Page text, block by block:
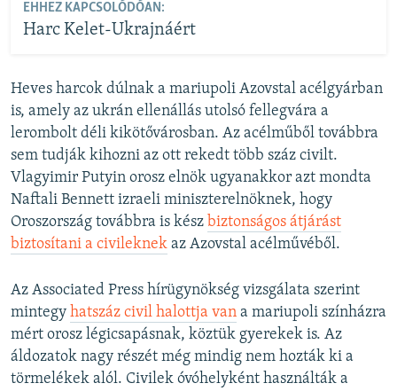
EHHEZ KAPCSOLÓDÓAN:
Harc Kelet-Ukrajnáért
Heves harcok dúlnak a mariupoli Azovstal acélgyárban
is, amely az ukrán ellenállás utolsó fellegvára a
lerombolt déli kikötővárosban. Az acélműből továbbra
sem tudják kihozni az ott rekedt több száz civilt.
Vlagyimir Putyin orosz elnök ugyanakkor azt mondta
Naftali Bennett izraeli miniszterelnöknek, hogy
Oroszország továbbra is kész biztonságos átjárást
biztosítani a civileknek az Azovstal acélművéből.
Az Associated Press hírügynökség vizsgálata szerint
mintegy hatszáz civil halottja van a mariupoli színházra
mért orosz légicsapásnak, köztük gyerekek is. Az
áldozatok nagy részét még mindig nem hozták ki a
törmelékek alól. Civilek óvóhelyként használták a